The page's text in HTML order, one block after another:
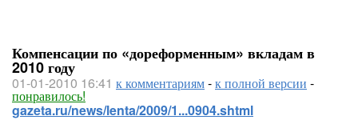
Компенсации по «дореформенным» вкладам в
2010 году
01-01-2010 16:41 к комментариям-к полной версии -
понравилось!
gazeta.ru/news/lenta/2009/1...0904.shtml